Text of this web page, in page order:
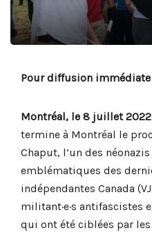
Pour diffusion immédiate
Montréal, le 8 juillet
termine à Montréal le
Chaput, l’un des
emblématiques des
indépendantes Canada
militant·e·s antifascistes
qui ont été ciblées par